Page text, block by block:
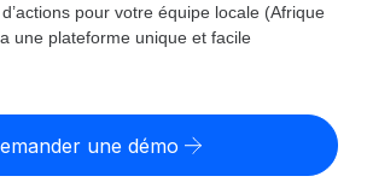
record
à l’international sans frais liés aux
des freelances
de pays
sur l’emploi à l’international,
des États-Unis (par État)
à travers les différents États des
du risque de requalification de
du coût des employés
pour votre équipe locale (Afrique
une plateforme unique et facile
une démo